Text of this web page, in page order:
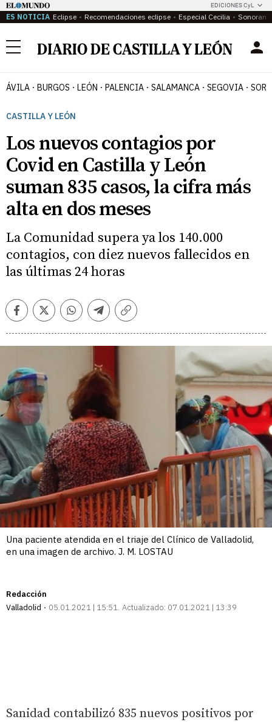
EDICIONES CyL
ES NOTICIA Eclipse Recomendaciones eclipse Especial Cecilia
Menú
ÁVILA BURGOS LEÓN PALENCIA SALAMANCA SEGOVIA
CASTILLA Y LEÓN
Los nuevos contagios por
Covid en Castilla y León
suman 835 casos, la cifra más
alta en dos meses
La Comunidad supera ya los 140.000
contagios, con diez nuevos fallecidos en
las últimas 24 horas
FacebookTwitterWhatsappTelegramCopiar
Una paciente atendida en el triaje del Clínico de Valladolid,
en una imagen de archivo. J. M. LOSTAU
Redacción
Valladolid
05.01.2021 | 15:51 Actualizado: 07.01.2021 | 13:39
Sanidad contabilizó 835 nuevos positivos por